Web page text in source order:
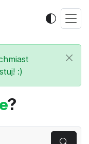
:)
?